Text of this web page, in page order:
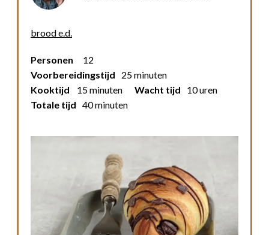
brood e.d.
Personen
12
Voorbereidingstijd
25 minuten
Kooktijd
15 minuten Wacht tijd
10 uren
Totale tijd 40 minuten